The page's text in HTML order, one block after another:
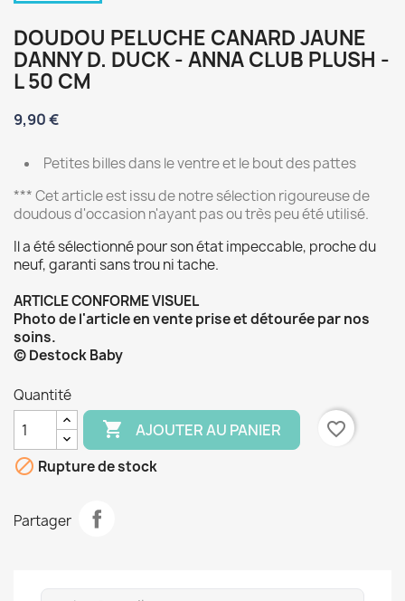
DOUDOU PELUCHE CANARD JAUNE
DANNY D. DUCK - ANNA CLUB PLUSH -
L 50 CM
9,90 €
Petites billes dans le ventre et le bout des pattes
*** Cet article est issu de notre sélection rigoureuse de
doudous d'occasion n'ayant pas ou très peu été utilisé.
Il a été sélectionné pour son état impeccable, proche du
neuf, garanti sans trou ni tache.
ARTICLE CONFORME VISUEL
Photo de l'article en vente prise et détourée par nos
soins.
© Destock Baby
Quantité
 AJOUTER AU PANIER
favorite_border
 Rupture de stock
Partager